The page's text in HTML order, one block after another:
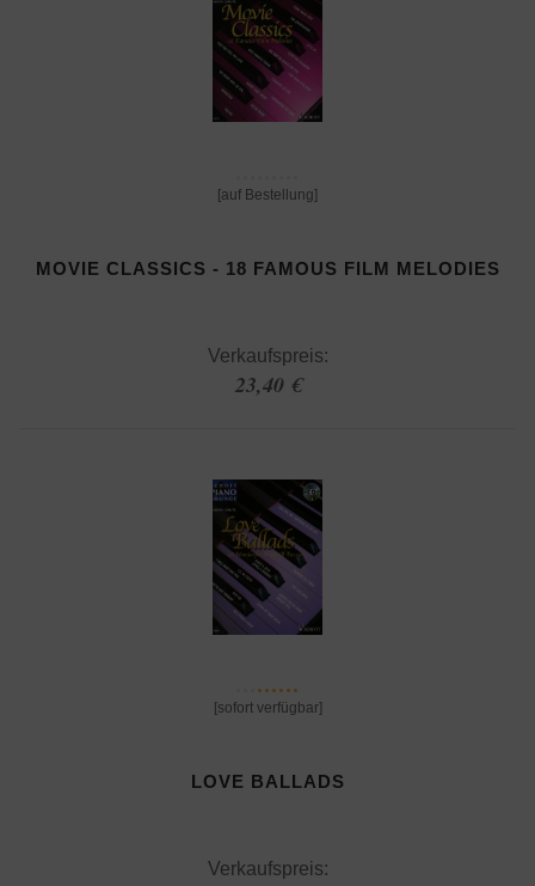
[auf Bestellung]
MOVIE CLASSICS - 18 FAMOUS FILM MELODIES
Verkaufspreis:
23,40 €
[sofort verfügbar]
LOVE BALLADS
Verkaufspreis: